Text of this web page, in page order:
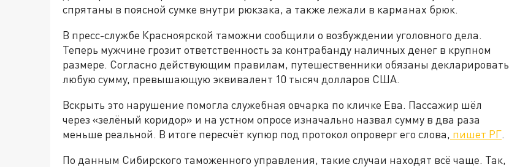
спрятаны в поясной сумке внутри рюкзака, а также лежали в карманах брюк.
В пресс-службе Красноярской таможни сообщили о возбуждении уголовного дела.
Теперь мужчине грозит ответственность за контрабанду наличных денег в крупном
размере. Согласно действующим правилам, путешественники обязаны декларировать
любую сумму, превышающую эквивалент 10 тысяч долларов США.
Вскрыть это нарушение помогла служебная овчарка по кличке Ева. Пассажир шёл
через «зелёный коридор» и на устном опросе изначально назвал сумму в два раза
меньше реальной. В итоге пересчёт купюр под протокол опроверг его слова, пишет РГ.
По данным Сибирского таможенного управления, такие случаи находят всё чаще. Так,